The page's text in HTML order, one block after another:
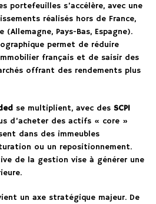
portefeuilles s’accélère, avec une
réalisés hors de France,
(Allemagne, Pays-Bas, Espagne).
permet de réduire
français et de saisir des
offrant des rendements plus
se multiplient, avec des SCPI
d’acheter des actifs « core »
dans des immeubles
ou un repositionnement.
de la gestion vise à générer une
un axe stratégique majeur. De